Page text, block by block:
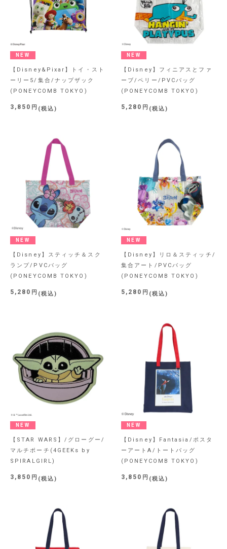
NEW
【Disney&Pixar】トイ・スト
ーリー5/集合/ナップザック
(PONEYCOMB TOKYO)
3,850 税込
NEW
【Disney】フィニアスとファ
ーブ/ペリー/PVCバッグ
(PONEYCOMB TOKYO)
5,280 税込
NEW
【Disney】スティッチ＆スク
ランプ/PVCバッグ
(PONEYCOMB TOKYO)
5,280 税込
NEW
【Disney】リロ＆スティッチ/
集合アート/PVCバッグ
(PONEYCOMB TOKYO)
5,280 税込
NEW
【STAR WARS】/グローグー/
マルチポーチ(4GEEKs by
SPIRALGIRL)
3,850 税込
NEW
【Disney】Fantasia/ポスタ
ーアートA/トートバッグ
(PONEYCOMB TOKYO)
3,850 税込